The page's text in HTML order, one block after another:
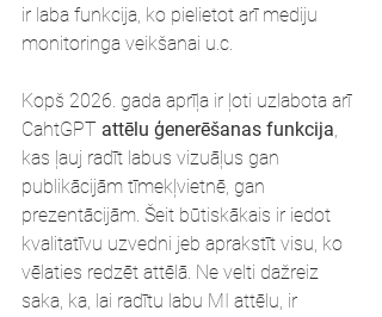
ir laba funkcija, ko pielietot arī mediju
monitoringa veikšanai u.c.
Kopš 2026. gada aprīļa ir ļoti uzlabota arī
CahtGPT attēlu ģenerēšanas funkcija,
kas ļauj radīt labus vizuāļus gan
publikācijām tīmekļvietnē, gan
prezentācijām. Šeit būtiskākais ir iedot
kvalitatīvu uzvedni jeb aprakstīt visu, ko
vēlaties redzēt attēlā. Ne velti dažreiz
saka, ka, lai radītu labu MI attēlu, ir